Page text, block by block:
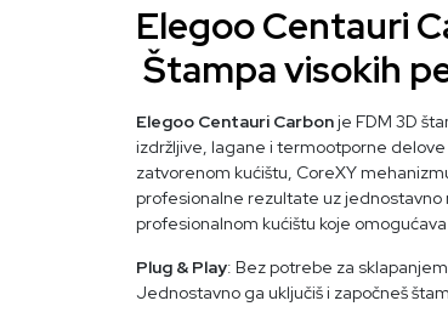
Elegoo Centauri
Štampa visokih
Elegoo Centauri Carbonje FDM 3D
izdržljive, lagane i termootporne
zatvorenom kućištu, CoreXY
profesionalne rezultate uz jednostavno
profesionalnom kućištu koje
Plug & Play: Bez potrebe za
Jednostavno ga uključiš i započneš